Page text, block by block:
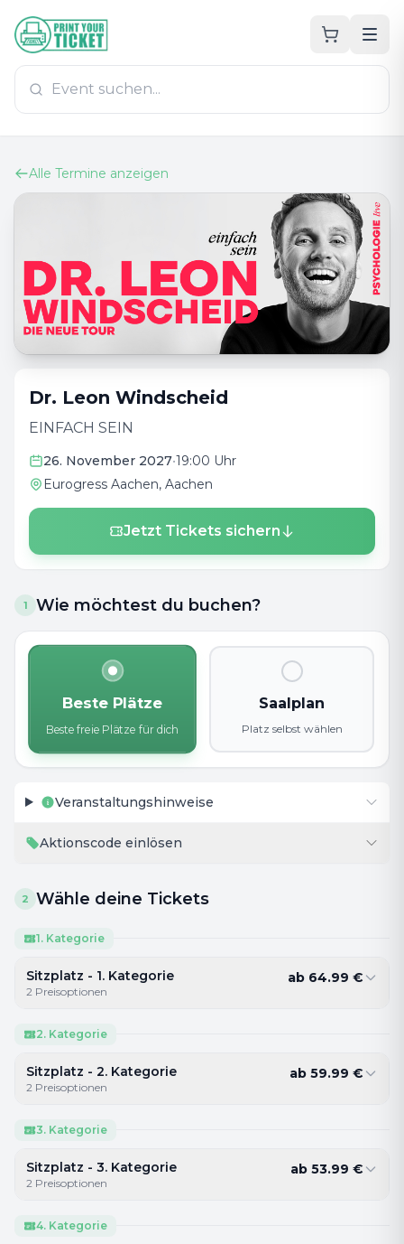
Zum Hauptinhalt
PrintYourTicket
Alle Termine anzeigen
Dr. Leon Windscheid
EINFACH SEIN
26. November 2027•19:00 Uhr
Eurogress Aachen, Aachen
Jetzt Tickets sichern
1 Wie möchtest du buchen?
Beste Plätze
Beste freie Plätze für dich
Saalplan
Platz selbst wählen
Veranstaltungshinweise
Aktionscode einlösen
2 Wähle deine Tickets
1. Kategorie
Sitzplatz - 1. Kategorie
2 Preisoptionen
ab 64.99 €
2. Kategorie
Sitzplatz - 2. Kategorie
2 Preisoptionen
ab 59.99 €
3. Kategorie
Sitzplatz - 3. Kategorie
2 Preisoptionen
ab 53.99 €
4. Kategorie